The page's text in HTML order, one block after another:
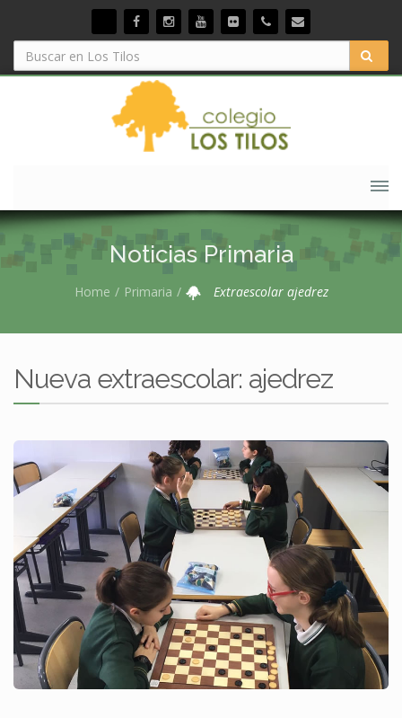
Noticias Primaria
Home Primaria Extraescolar ajedrez
Nueva extraescolar: ajedrez